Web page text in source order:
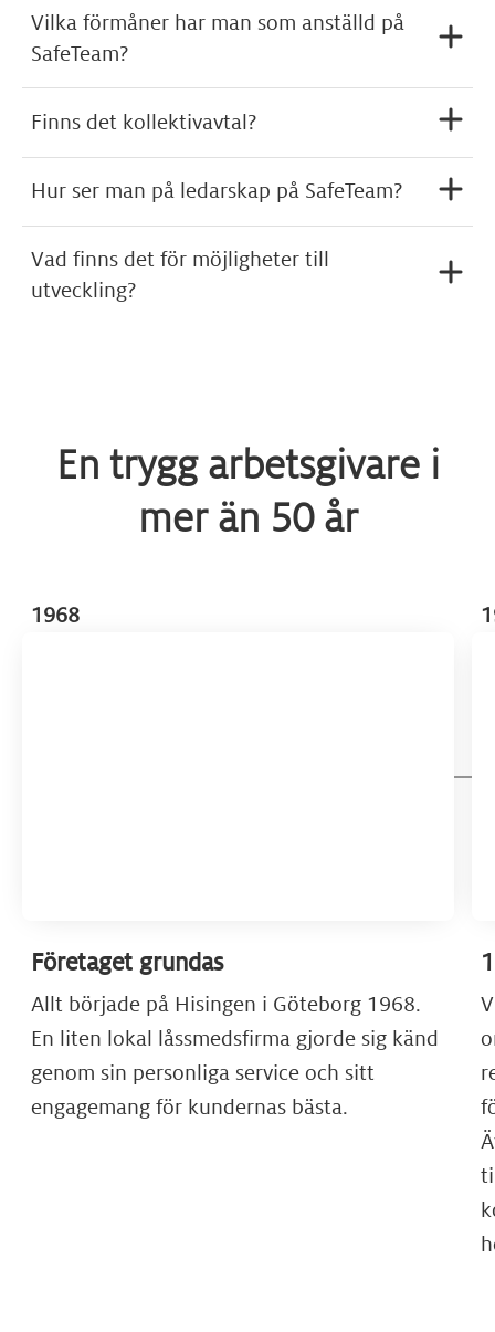
Vilka förmåner har man som anställd på
SafeTeam?
Finns det kollektivavtal?
Hur ser man på ledarskap på SafeTeam?
Vad finns det för möjligheter till
utveckling?
En trygg arbetsgivare i
mer än 50 år
1968
Företaget grundas
Allt började på Hisingen i Göteborg 1968.
En liten lokal låssmedsfirma gjorde sig känd
genom sin personliga service och sitt
engagemang för kundernas bästa.